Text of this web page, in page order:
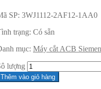
SP: 3WJ1112-2AF12-1AA0
trạng: Có sẵn
mục: Máy cắt ACB
lượng
Thêm vào giỏ hàng